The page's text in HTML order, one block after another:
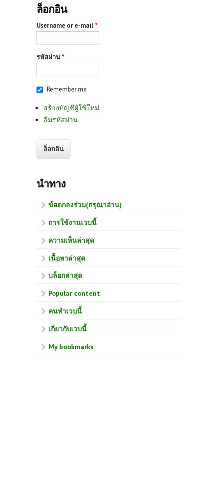
ล็อกอิน
Username or e-mail *
รหัสผ่าน *
Remember me
สร้างบัญชีผู้ใช้ใหม่
ลืมรหัสผ่าน
นำทาง
ข้อตกลงร่วม(กรุณาอ่าน)
การใช้งานเวบนี้
ความเห็นล่าสุด
เนื้อหาล่าสุด
บล็อกล่าสุด
Popular content
คนทำเวบนี้
เกี่ยวกับเวบนี้
My bookmarks